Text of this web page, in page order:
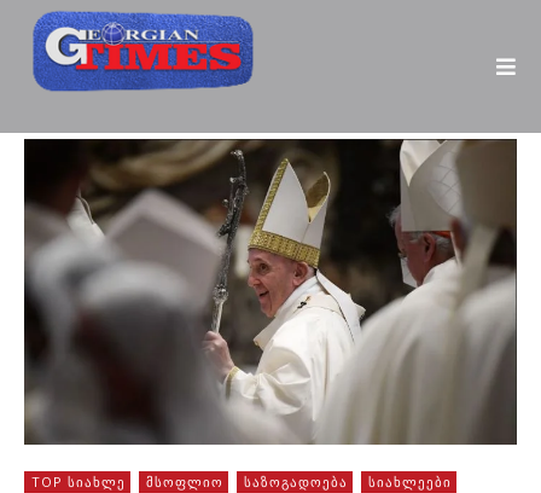
TOP ᲡᲘᲐᲮᲚᲔ ᲛᲡᲝᲤᲚᲘᲝ ᲡᲐᲖᲝᲒᲐᲓᲝᲔᲑᲐ ᲡᲘᲐᲮᲚᲔᲔᲑᲘ